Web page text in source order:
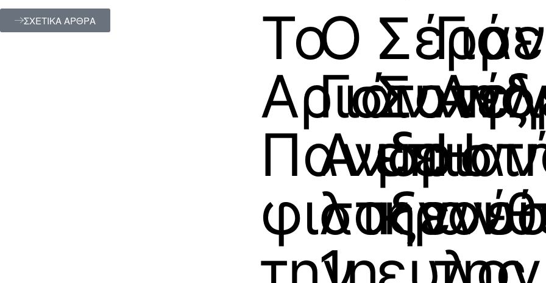
ΣΧΕΤΙΚΑ ΑΡΘΡΑ
Το
φιλοξενεί
Ο
Γιάννης
στην
μεΗ